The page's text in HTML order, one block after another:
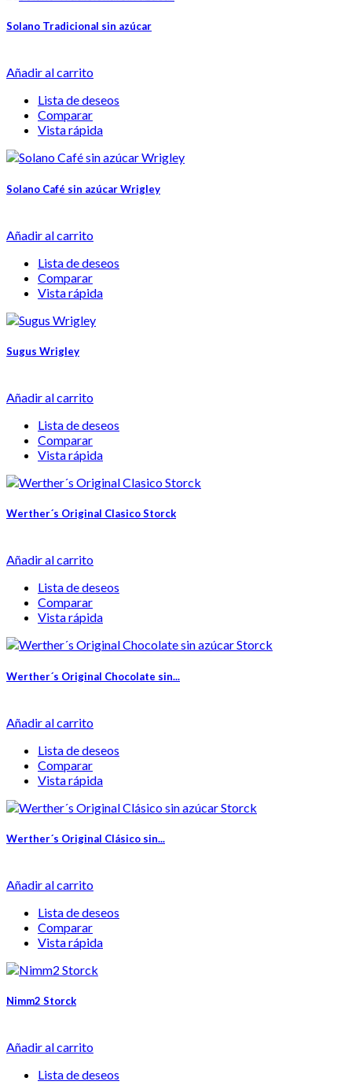
Solano Tradicional sin azúcar
Añadir al carrito
Lista de deseos
Comparar
Vista rápida
Solano Café sin azúcar Wrigley
Añadir al carrito
Lista de deseos
Comparar
Vista rápida
Sugus Wrigley
Añadir al carrito
Lista de deseos
Comparar
Vista rápida
Werther´s Original Clasico Storck
Añadir al carrito
Lista de deseos
Comparar
Vista rápida
Werther´s Original Chocolate sin...
Añadir al carrito
Lista de deseos
Comparar
Vista rápida
Werther´s Original Clásico sin...
Añadir al carrito
Lista de deseos
Comparar
Vista rápida
Nimm2 Storck
Añadir al carrito
Lista de deseos